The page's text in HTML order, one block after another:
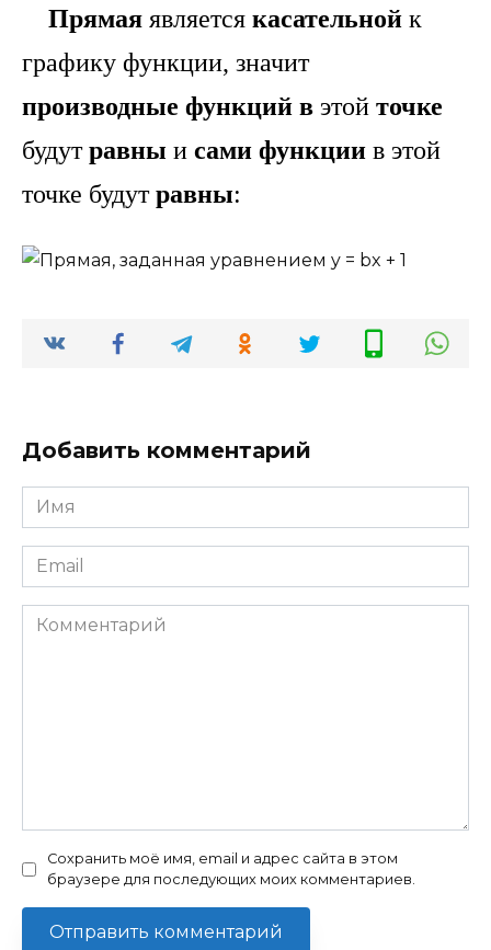
Прямая является касательной к
графику функции, значит
производные функций в этой точке
будутравны и сами функции в этой
точке будутравны:
Добавить комментарий
Имя
*
Email
*
Комментарий
Сохранить моё имя, email и адрес сайта в этом
браузере для последующих моих комментариев.